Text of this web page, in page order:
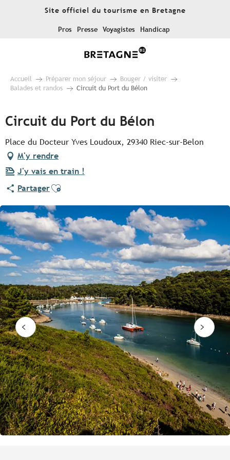
Site officiel du tourisme en Bretagne
Pros Presse Voyagistes Handicap
Accueil Préparer mon séjour
Bouger / visiter
Balades et randos
Circuit du Port du Bélon
Circuit du Port du Bélon
Place du Docteur Yves Loudoux, 29340 Riec-sur-Belon
M'y rendre
J'y vais en train !
PartagerAjouter aux favoris